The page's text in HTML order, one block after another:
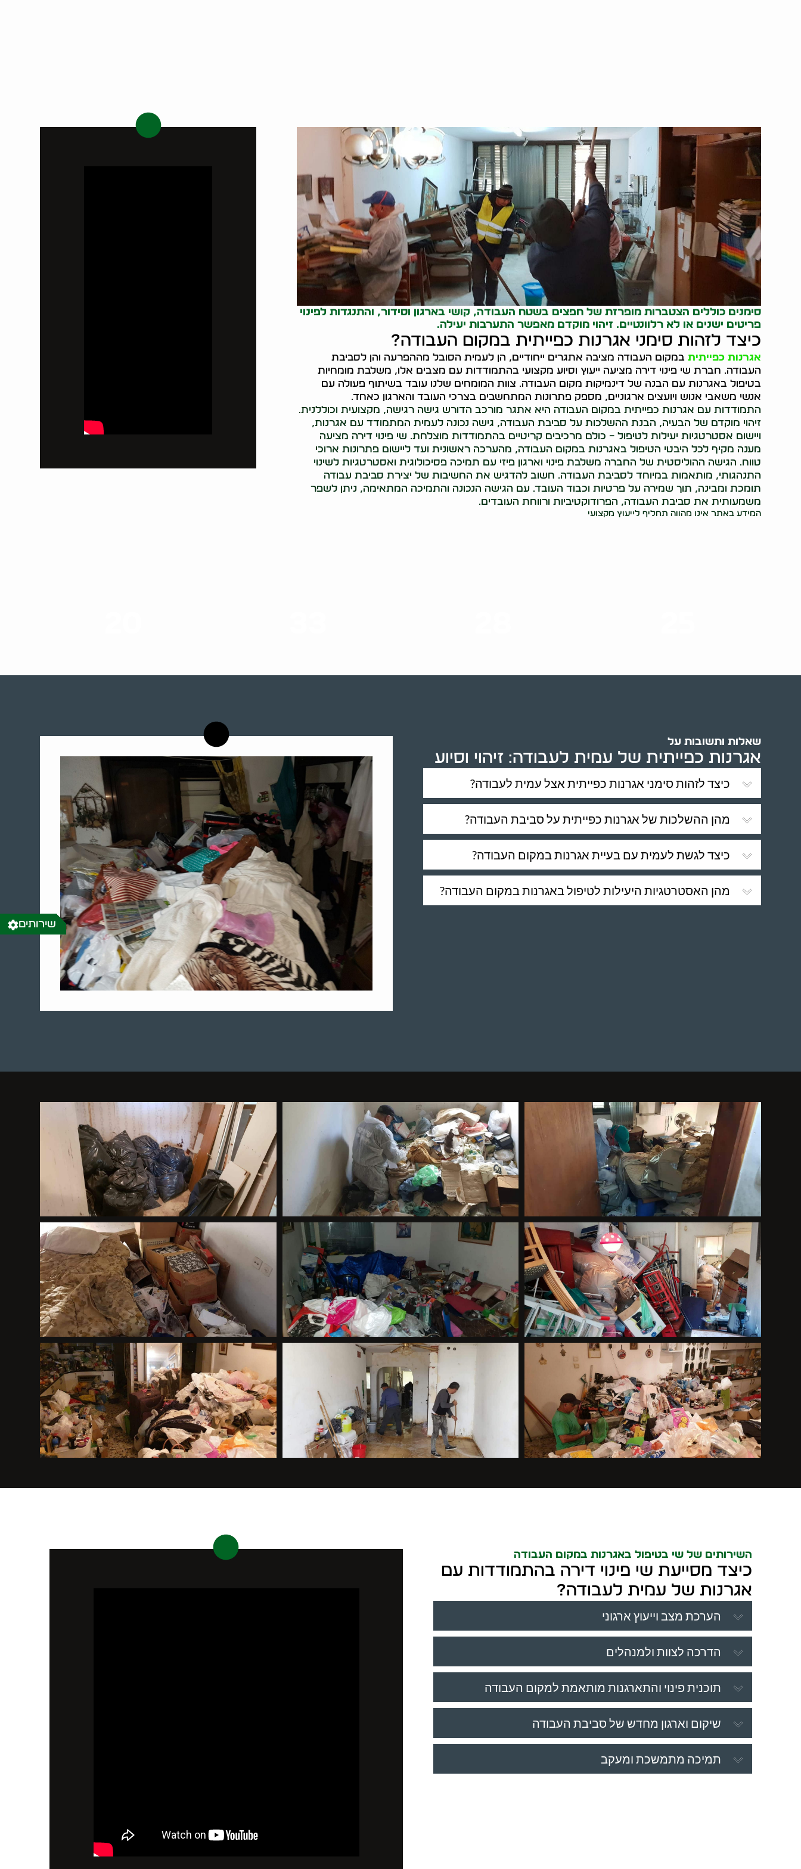
סימנים כוללים הצטברות מופרזת של חפצים בשטח העבודה, קושי בארגון וסידור, והתנגדות לפינוי
פריטים ישנים או לא רלוונטיים. זיהוי מוקדם מאפשר התערבות יעילה.
כיצד לזהות סימני אגרנות כפייתית במקום העבודה?
אגרנות כפייתית במקום העבודה מציבה אתגרים ייחודיים, הן לעמית הסובל מההפרעה והן לסביבת
העבודה. חברת שי פינוי דירה מציעה ייעוץ וסיוע מקצועי בהתמודדות עם מצבים אלו, משלבת מומחיות
בטיפול באגרנות עם הבנה של דינמיקות מקום העבודה. צוות המומחים שלנו עובד בשיתוף פעולה עם
אנשי משאבי אנוש ויועצים ארגוניים, מספק פתרונות המתחשבים בצרכי העובד והארגון כאחד.
התמודדות עם אגרנות כפייתית במקום העבודה היא אתגר מורכב הדורש גישה רגישה, מקצועית וכוללנית.
זיהוי מוקדם של הבעיה, הבנת ההשלכות על סביבת העבודה, גישה נכונה לעמית המתמודד עם אגרנות,
ויישום אסטרטגיות יעילות לטיפול – כולם מרכיבים קריטיים בהתמודדות מוצלחת. שי פינוי דירה מציעה
מענה מקיף לכל היבטי הטיפול באגרנות במקום העבודה, מהערכה ראשונית ועד ליישום פתרונות ארוכי
טווח. הגישה ההוליסטית של החברה משלבת פינוי וארגון פיזי עם תמיכה פסיכולוגית ואסטרטגיות לשינוי
התנהגותי, מותאמות במיוחד לסביבת העבודה. חשוב להדגיש את החשיבות של יצירת סביבת עבודה
תומכת ומבינה, תוך שמירה על פרטיות וכבוד העובד. עם הגישה הנכונה והתמיכה המתאימה, ניתן לשפר
משמעותית את סביבת העבודה, הפרודוקטיביות ורווחת העובדים.
המידע באתר אינו מהווה תחליף לייעוץ מקצועי
שאלות ותשובות על
אגרנות כפייתית של עמית לעבודה: זיהוי וסיוע
כיצד לזהות סימני אגרנות כפייתית אצל עמית לעבודה?
מהן ההשלכות של אגרנות כפייתית על סביבת העבודה?
כיצד לגשת לעמית עם בעיית אגרנות במקום העבודה?
מהן האסטרטגיות היעילות לטיפול באגרנות במקום העבודה?
השירותים של שי בטיפול באגרנות במקום העבודה
כיצד מסייעת שי פינוי דירה בהתמודדות עם
אגרנות של עמית לעבודה?
הערכת מצב וייעוץ ארגוני
הדרכה לצוות ולמנהלים
תוכנית פינוי והתארגנות מותאמת למקום העבודה
שיקום וארגון מחדש של סביבת העבודה
תמיכה מתמשכת ומעקב
שירותים